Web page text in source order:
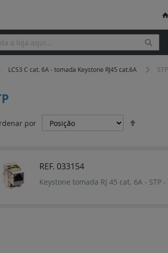
LCS3 C cat. 6A - tomada Keystone RJ45 cat.6A STP
por
REF. 033154
Keystone tomada RJ 45 cat. 6A -